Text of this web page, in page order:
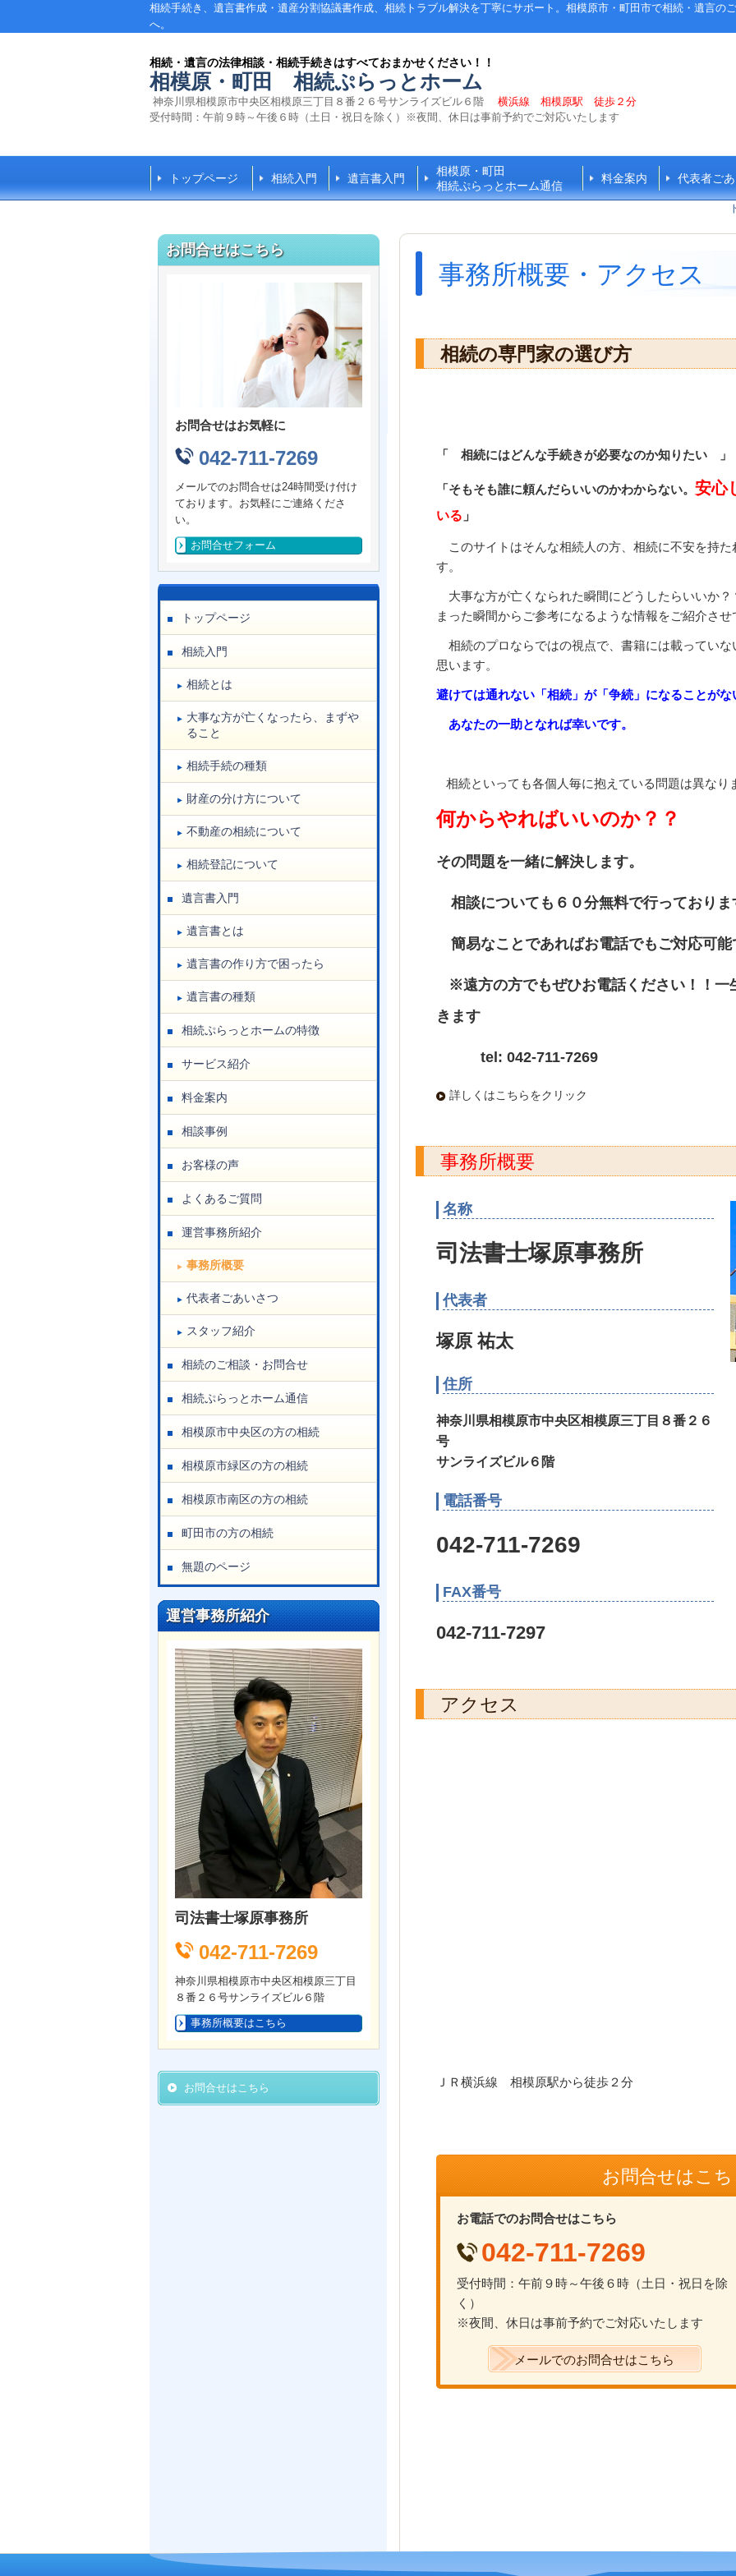
相続手続き、遺言書作成・遺産分割協議書作成、相続トラブル解決を丁寧にサポート。相模原市・町田市で相続・遺言の
へ。
相続・遺言の法律相談・相続手続きはすべておまかせください！！
相模原・町田 相続ぷらっとホーム
神奈川県相模原市中央区相模原三丁目８番２６号サンライズビル６階 横浜線 相模原駅 徒歩２分
受付時間： 午前９時～午後６時 （土日・祝日 を除く）※夜間、休日は事前予約でご対応いたします
トップページ 相続入門 遺言書入門
相模原・町田
相続ぷらっとホーム通信
料金案内 代表者ご
事務所概要・アクセス
相続の専門家の選び方
「 相続にはどんな手続きが必要なのか知りたい 」
「そもそも誰に頼んだらいいのかわからない。 安心
いる 」
このサイトはそんな相続人の方、相続に不安を持
す。
大事な方が亡くなられた瞬間にどうしたらいいか
まった瞬間からご参考になるような情報をご紹介さ
相続のプロならではの視点で、書籍には載ってい
思います。
避けては通れない「相続」が「争続」になることがな
あなたの一助となれば幸いです。
相続といっても各個人毎に抱えている問題は異なり
何からやればいいのか？？
その問題を一緒に解決します。
相談についても６０分無料で行っておりま
簡易なことであればお電話でもご対応可能
※遠方の方でもぜひお電話ください！！一
きます
tel: 042-711-7269
詳しくはこちらをクリック
事務所概要
名称
司法書士塚原事務所
代表者
塚原 祐太
住所
神奈川県相模原市中央区相模原三丁目８番２６
号
サンライズビル６階
電話番号
042-711-7269
FAX番号
042-711-7297
アクセス
ＪＲ横浜線 相模原駅から徒歩２分
お問合せはこ
お電話でのお問合せはこちら
042-711-7269
受付時間：午前９時～午後６時（土日・祝日を除
く）
※夜間、休日は事前予約でご対応いたします
メールでのお問合せはこちら
お問合せはこちら
お問合せはお気軽に
042-711-7269
メールでのお問合せは24時間受け付け
ております。お気軽にご連絡くださ
い。
お問合せフォーム
トップページ
相続入門
相続とは
大事な方が亡くなったら、まずや
ること
相続手続の種類
財産の分け方について
不動産の相続について
相続登記について
遺言書入門
遺言書とは
遺言書の作り方で困ったら
遺言書の種類
相続ぷらっとホームの特徴
サービス紹介
料金案内
相談事例
お客様の声
よくあるご質問
運営事務所紹介
事務所概要
代表者ごあいさつ
スタッフ紹介
相続のご相談・お問合せ
相続ぷらっとホーム通信
相模原市中央区の方の相続
相模原市緑区の方の相続
相模原市南区の方の相続
町田市の方の相続
無題のページ
運営事務所紹介
司法書士塚原事務所
042-711-7269
神奈川県相模原市中央区相模原三丁目
８番２６号サンライズビル６階
事務所概要はこちら
お問合せはこちら